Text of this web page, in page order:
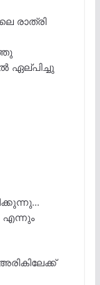
രാത്രി
ഏല്പിച്ചു
എന്നും